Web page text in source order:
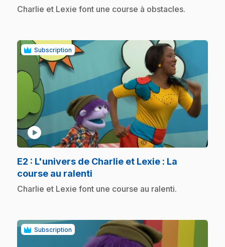
.Charlie et Lexie font une course à obstacles.
Subscription
play_circle
E2 : L'univers de Charlie et Lexie : La
course au ralenti
.Charlie et Lexie font une course au ralenti.
Subscription